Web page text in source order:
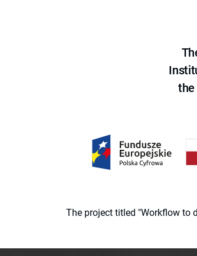
the
The project titled "Workflow to